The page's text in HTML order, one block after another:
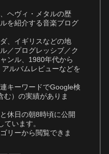
ヘヴィ・メタルの歴
を紹介する音楽ブログ
、イギリスなどの地
／プログレッシブ／ク
ンル、1980年代から
ルバムレビューなどを
キーワードでGoogle検
む）の実績がありま
休日の朝8時頃に公開
ています。
リーから閲覧できま